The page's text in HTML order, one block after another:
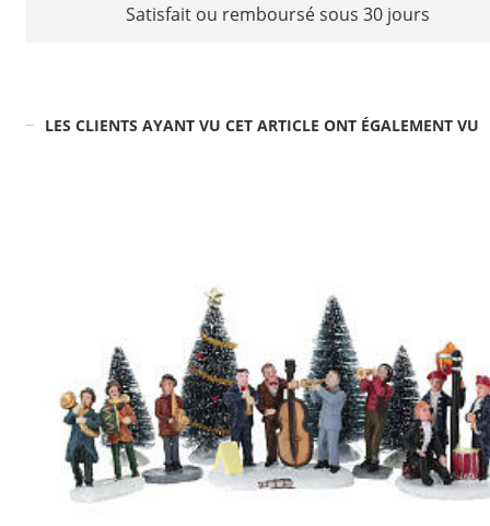
Satisfait ou remboursé sous 30 jours
LES CLIENTS AYANT VU CET ARTICLE ONT ÉGALEMENT VU